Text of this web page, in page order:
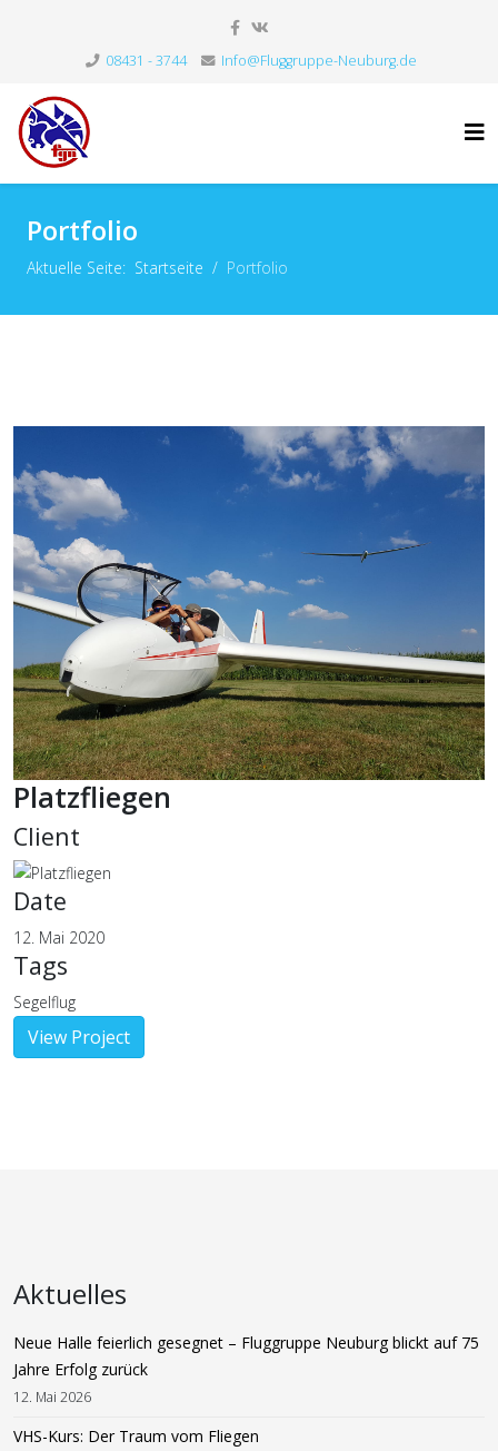
08431 - 3744 Info@Fluggruppe-Neuburg.de
Portfolio
Aktuelle Seite: Startseite Portfolio
Platzfliegen
Client
Date
12. Mai 2020
Tags
Segelflug
View Project
Aktuelles
Neue Halle feierlich gesegnet – Fluggruppe Neuburg blickt auf 75
Jahre Erfolg zurück
12. Mai 2026
VHS-Kurs: Der Traum vom Fliegen